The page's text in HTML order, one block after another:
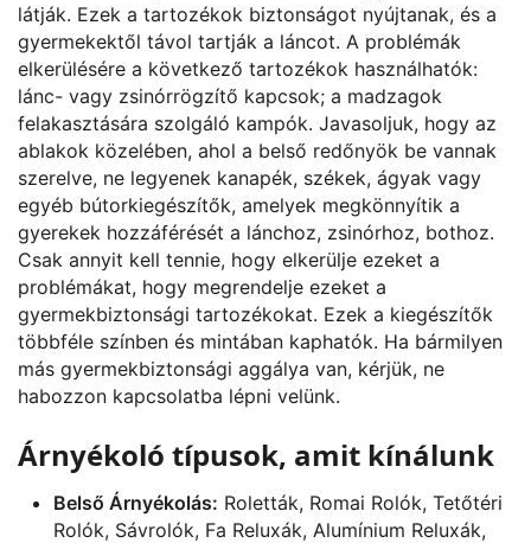
látják. Ezek a tartozékok biztonságot nyújtanak, és a
gyermekektől távol tartják a láncot. A problémák
elkerülésére a következő tartozékok használhatók:
lánc- vagy zsinórrögzítő kapcsok; a madzagok
felakasztására szolgáló kampók. Javasoljuk, hogy az
ablakok közelében, ahol a belső redőnyök be vannak
szerelve, ne legyenek kanapék, székek, ágyak vagy
egyéb bútorkiegészítők, amelyek megkönnyítik a
gyerekek hozzáférését a lánchoz, zsinórhoz, bothoz.
Csak annyit kell tennie, hogy elkerülje ezeket a
problémákat, hogy megrendelje ezeket a
gyermekbiztonsági tartozékokat. Ezek a kiegészítők
többféle színben és mintában kaphatók. Ha bármilyen
más gyermekbiztonsági aggálya van, kérjük, ne
habozzon kapcsolatba lépni velünk.
Árnyékoló típusok, amit kínálunk
Belső Árnyékolás: Roletták, Romai Rolók, Tetőtéri
Rolók, Sávrolók, Fa Reluxák, Alumínium Reluxák,